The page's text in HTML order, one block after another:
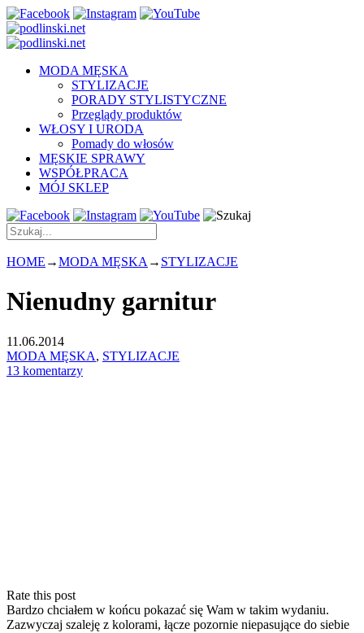
MODA MĘSKA
STYLIZACJE
PORADY STYLISTYCZNE
Przeglądy produktów
WŁOSY I URODA
Pomady do włosów
MĘSKIE SPRAWY
WSPÓŁPRACA
MÓJ SKLEP
HOME →MODA MĘSKA → STYLIZACJE
Nienudny garnitur
11.06.2014
MODA MĘSKA, STYLIZACJE
13 komentarzy
Rate this post
Bardzo chciałem w końcu pokazać się Wam w takim wydaniu.
Zazwyczaj szaleję z kolorami, łącze pozornie niepasujące do siebie